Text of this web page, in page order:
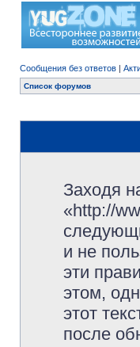
Сообщения без ответов |
Список форумов
Заходя
«http://
и не
эти
этом,
этот
после